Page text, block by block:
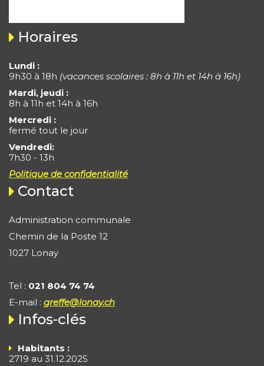
Horaires
Lundi :
9h30 à 18h (vacances scolaires : 8h à 11h et 14h à 16h)
Mardi, jeudi :
8h à 11h et 14h à 16h
Mercredi :
fermé tout le jour
Vendredi:
7h30 - 13h
Politique de confidentialité
Contact
Administration communale
Chemin de la Poste 12
1027 Lonay
Tel : 021 804 74 74
E-mail : greffe@lonay.ch
Infos-clés
Habitants :
2719 au 31.12.2025